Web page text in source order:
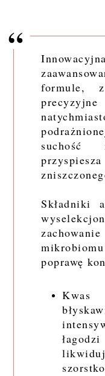
formule,
Składniki
poprawę